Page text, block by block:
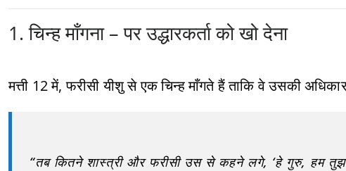
1. चिन्ह माँगना – पर उद्धारकर्ता को खो देना
मत्ती 12 में, फरीसी यीशु से एक चिन्ह माँगते हैं ताकि वे उसकी
“तब कितने शास्त्री और फरीसी उस से कहने लगे, ‘हे गुरु, हम तुझ